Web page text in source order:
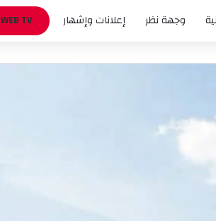
وجهة نظر إعلانات وإشهار WEB TV